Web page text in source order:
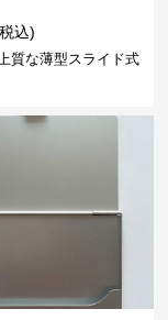
込)
質な薄型スライド式